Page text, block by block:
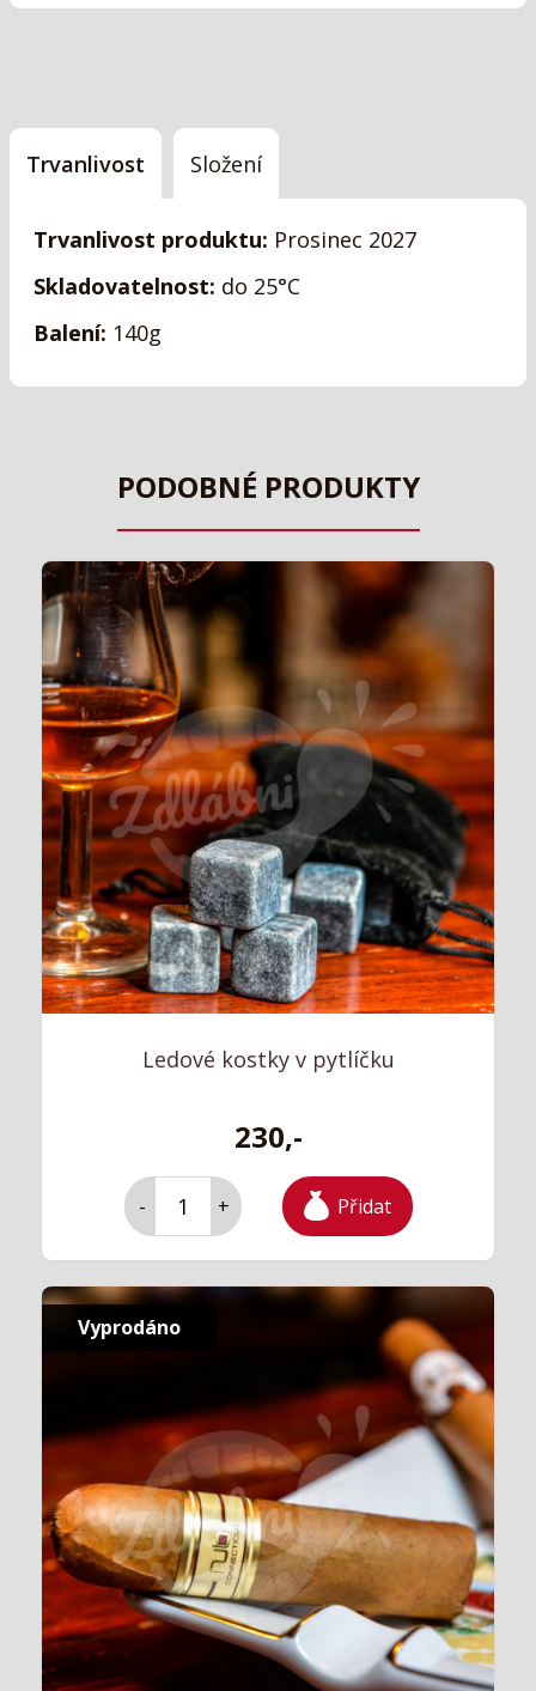
Trvanlivost Složení
Trvanlivost produktu: Prosinec 2027
Skladovatelnost: do 25°C
Balení: 140g
PODOBNÉ PRODUKTY
Ledové kostky v pytlíčku
230,-
- + Přidat
Vyprodáno